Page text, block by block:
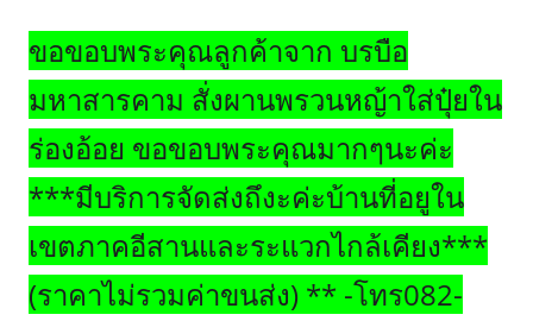
ขอขอบพระคุณลูกค้าจาก บรบือ
มหาสารคาม สั่งผานพรวนหญ้าใส่ปุ๋ยใน
ร่องอ้อย ขอขอบพระคุณมากๆนะค่ะ
***มีบริการจัดส่งถึงะค่ะบ้านที่อยูใน
เขตภาคอีสานและระแวกไกล้เคียง***
(ราคาไม่รวมค่าขนส่ง) ** -โทร082-